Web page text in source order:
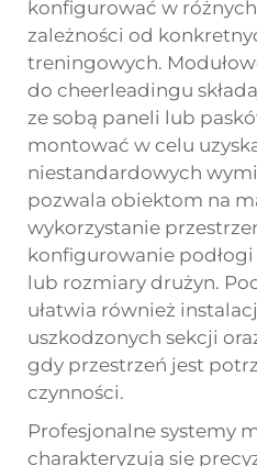
konfigurować w
zależności od
treningowych.
do cheerleadingu
ze sobą paneli lub
montować w celu
niestandardowych
pozwala obiektom na
wykorzystanie
konfigurowanie podłogi
lub rozmiary drużyn.
ułatwia również
uszkodzonych sekcji
gdy przestrzeń jest
czynności.
Profesjonalne systemy
charakteryzują się